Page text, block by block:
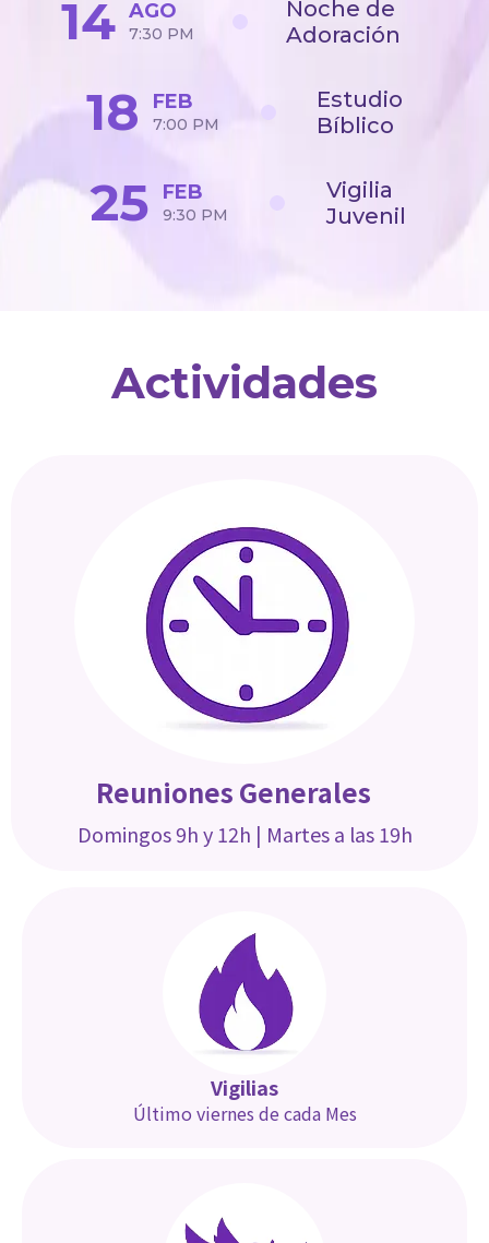
14 AGO
7:30 PM
Noche de
Adoración
18 FEB
7:00 PM
Estudio
Bíblico
25 FEB
9:30 PM
Vigilia
Juvenil
Actividades
Reuniones Generales
Domingos 9h y 12h | Martes a las 19h
Vigilias
Último viernes de cada Mes